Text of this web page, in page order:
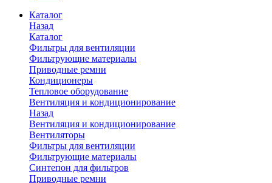
Каталог
Назад
Каталог
Фильтры для вентиляции
Фильтрующие материалы
Приводные ремни
Кондиционеры
Тепловое оборудование
Вентиляция и кондиционирование
Назад
Вентиляция и кондиционирование
Вентиляторы
Фильтры для вентиляции
Фильтрующие материалы
Синтепон для фильтров
Приводные ремни